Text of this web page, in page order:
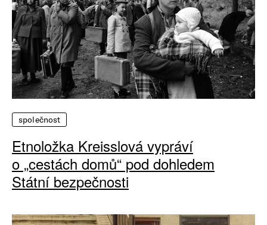
společnost
Etnoložka Kreisslová vypráví
o „cestách domů“ pod dohledem
Státní bezpečnosti